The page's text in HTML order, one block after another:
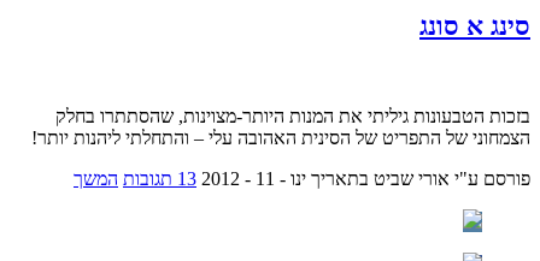
סינג א סונג
בזכות הטבעונות גיליתי את המנות היותר-מצוינות, שהסתתרו בחלק
הצמחוני של התפריט של הסינית האהובה עלי – והתחלתי ליהנות יותר!
פורסם ע"י אורי שביט בתאריך ינו - 11 - 2012 13 תגובות המשך